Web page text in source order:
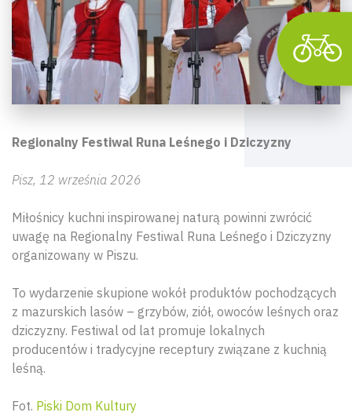
Regionalny Festiwal Runa Leśnego i Dziczyzny
Pisz, 12 września 2026
Miłośnicy kuchni inspirowanej naturą powinni zwrócić
uwagę na Regionalny Festiwal Runa Leśnego i Dziczyzny
organizowany w Piszu.
To wydarzenie skupione wokół produktów pochodzących
z mazurskich lasów – grzybów, ziół, owoców leśnych oraz
dziczyzny. Festiwal od lat promuje lokalnych
producentów i tradycyjne receptury związane z kuchnią
leśną.
Fot. Piski Dom Kultury